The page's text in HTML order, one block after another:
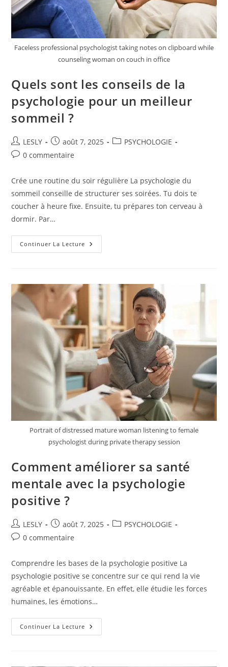
Faceless professional psychologist taking notes on clipboard while
counseling woman on couch in office
Quels sont les conseils de la
psychologie pour un meilleur
sommeil ?
Auteur/autrice
de
LESLY
Publication
publiée :
août 7, 2025
PostPSYCHOLOGIE
Commentaires
publication :
0 commentaire
Crée une routine du soir régulière La psychologie du
sommeil conseille de structurer ses soirées. Tu dois te
coucher à heure fixe. Ensuite, tu prépares ton cerveau à
dormir. Par…
Continuer La Lecture Quels
Sont
Psychologie
Pour
Meilleur
Sommeil
Portrait of distressed mature woman listening to female
psychologist during private therapy session
Comment améliorer sa santé
mentale avec la psychologie
positive ?
Auteur/autrice
de
LESLY
Publication
publiée :
août 7, 2025
PostPSYCHOLOGIE
Commentaires
la
publication :
0 commentaire
Comprendre les bases de la psychologie positive La
psychologie positive se concentre sur ce qui rend la vie
agréable et épanouissante. En effet, elle étudie les forces
humaines, les émotions…
Continuer La Lecture Comment
Améliorer